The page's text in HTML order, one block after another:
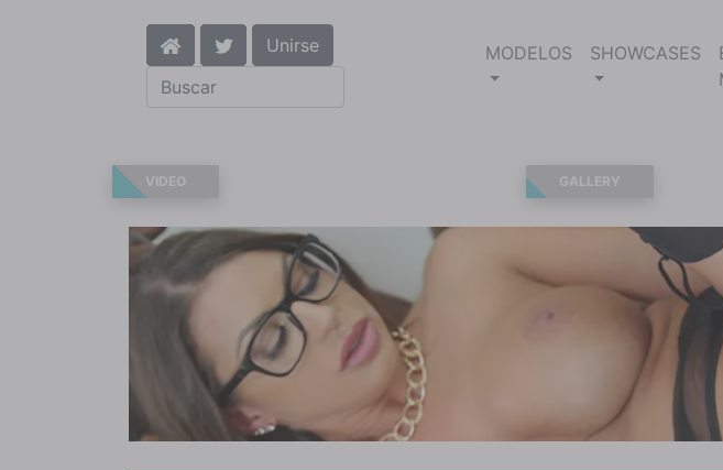
Unirse MODELOS SHOWCASES
VIDEO GALLERY